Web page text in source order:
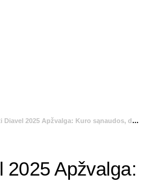
2025 Apžvalga: Kuro sąnaudos, dažniausios ligos ir savininkų atsiliepimai
2025 Apžvalga: